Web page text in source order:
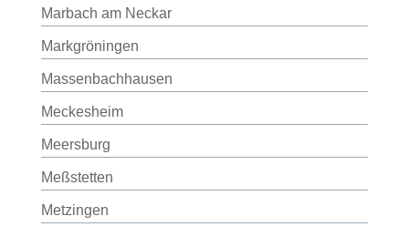
Marbach am Neckar
Markgröningen
Massenbachhausen
Meckesheim
Meersburg
Meßstetten
Metzingen